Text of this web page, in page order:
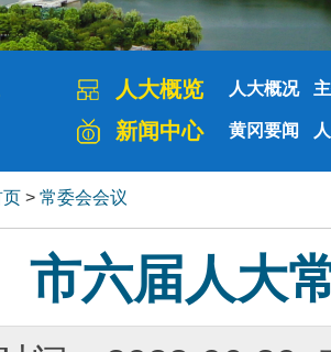
人大概览 人大概况
新闻中心 黄冈要闻
页 > 常委会会议
市六届人大